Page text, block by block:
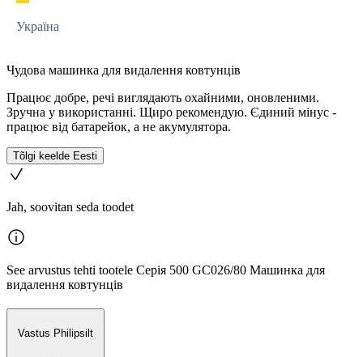
Україна
Чудова машинка для видалення ковтунців
Працює добре, речі виглядають охайними, оновленими.
Зручна у використанні. Щиро рекомендую. Єдиний мінус -
працює від батарейок, а не акумулятора.
Tõlgi keelde Eesti
Jah, soovitan seda toodet
See arvustus tehti tootele Серія 500 GC026/80 Машинка для
видалення ковтунців
Vastus Philipsilt